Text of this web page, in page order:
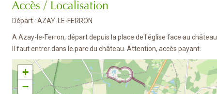
Accès / Localisation
Départ : AZAY-LE-FERRON
A Azay-le-Ferron, départ depuis la place de l'église face au
Il faut entrer dans le parc du château. Attention, accès payant.
+
−